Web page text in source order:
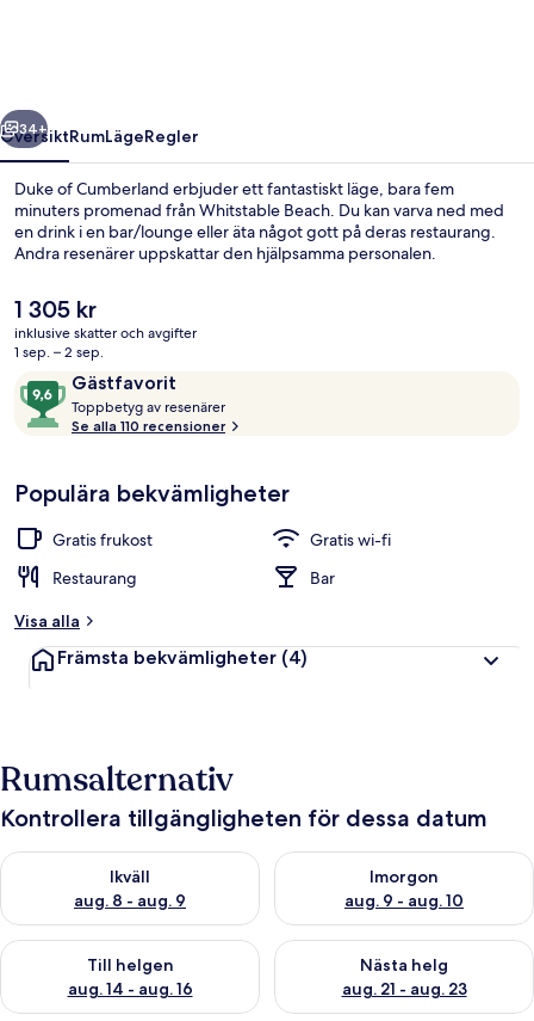
Nästa
34+
ÖversiktRumLägeRegler
Duke of Cumberland erbjuder ett fantastiskt läge, bara fem
minuters promenad från Whitstable Beach. Du kan varva ned med
en drink i en bar/lounge eller äta något gott på deras restaurang.
Andra resenärer uppskattar den hjälpsamma personalen.
Det
nuvarande
priset
1 305 kr
1 305 kr
inklusive skatter och avgifter
1 sep. – 2 sep.
RecensionerGästfavorit
9,6
av
10,
Toppbetyg av resenärer
o
b
v
n
r
e
r
Se alla 110 recensioner
Populära bekvämligheter
Gratis frukost
Gratis wi-fi
Restaurang
Bar
Visa alla
Främsta bekvämligheter (4)
Rumsalternativ
Kontrollera tillgängligheten för dessa datum
Ikväll
aug. 8 - aug. 9
Kontrollera tillgängligheten för ikväll aug. 8 - aug. 9
Imorgon
aug. 9 - aug. 10
Kontrollera tillgängligheten
Till helgen
aug. 14 - aug. 16
Kontrollera tillgängligheten för den här helgen aug. 14 - aug.
Nästa helg
aug. 21 - aug. 23
Kontrollera tillgängligheten